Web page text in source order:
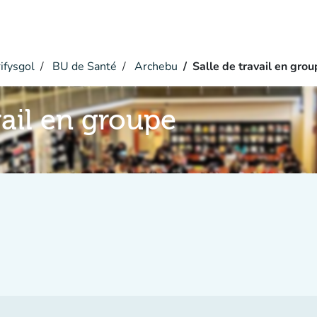
BU de Santé Archebu Salle de travail en
en groupe